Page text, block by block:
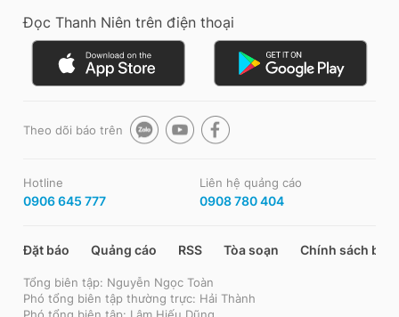
Đọc Thanh Niên trên điện thoại
Theo dõi báo trên
Hotline
0906 645 777
Liên hệ quảng cáo
0908 780 404
Đặt báo Quảng cáo RSS Tòa soạn Chính sách bảo
Tổng biên tập: Nguyễn Ngọc Toàn
Phó tổng biên tập thường trực: Hải Thành